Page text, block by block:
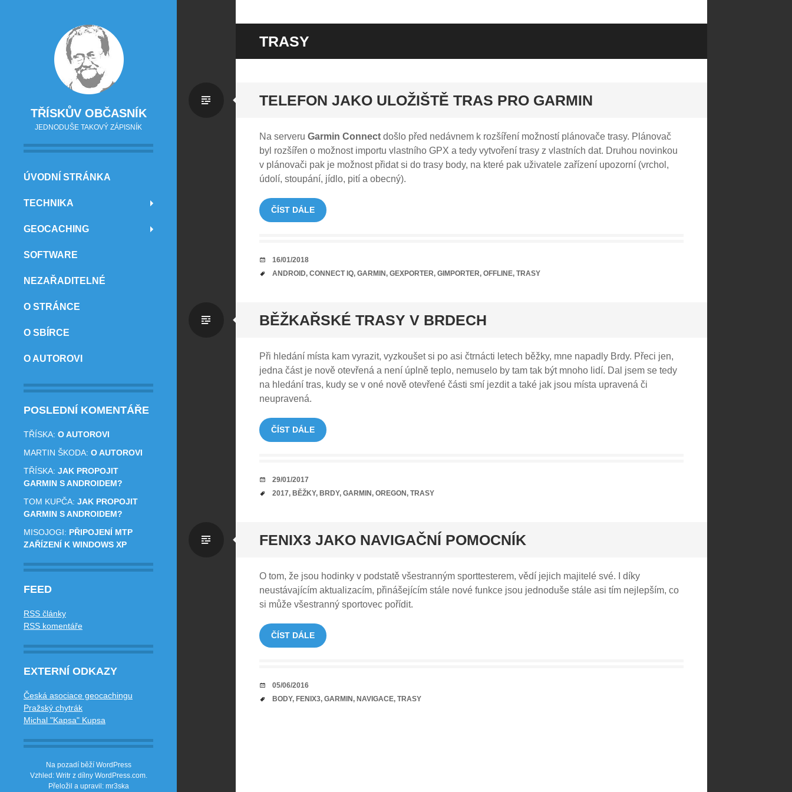
TŘÍSKŮV OBČASNÍK
JEDNODUŠE TAKOVÝ ZÁPISNÍK
PŘEJÍT NA OBSAH
ÚVODNÍ STRÁNKA
TECHNIKA
GEOCACHING
SOFTWARE
NEZAŘADITELNÉ
O STRÁNCE
O SBÍRCE
O AUTOROVI
POSLEDNÍ KOMENTÁŘE
TŘÍSKA: O AUTOROVI
MARTIN ŠKODA: O AUTOROVI
TŘÍSKA: JAK PROPOJIT
GARMIN S ANDROIDEM?
TOM KUPČA: JAK PROPOJIT
GARMIN S ANDROIDEM?
MISOJOGI: PŘIPOJENÍ MTP
ZAŘÍZENÍ K WINDOWS XP
FEED
RSS články
RSS komentáře
EXTERNÍ ODKAZY
Česká asociace geocachingu
Pražský chytrák
Michal "Kapsa" Kupsa
Na pozadí běží WordPress
Vzhled: Writr z dílny WordPress.com.
Přeložil a upravil: mr3ska
TRASY
TELEFON JAKO ULOŽIŠTĚ TRAS PRO GARMIN
Standart
Na serveru Garmin Connect došlo před nedávnem k rozšíření možností plánovače trasy. Plánovač
byl rozšířen o možnost importu vlastního GPX a tedy vytvoření trasy z vlastních dat. Druhou novinkou
v plánovači pak je možnost přidat si do trasy body, na které pak uživatele zařízení upozorní (vrchol,
údolí, stoupání, jídlo, pití a obecný).
ČÍST DÁLE
DATUM
16/01/2018
TAGY
ANDROID, CONNECT IQ, GARMIN, GEXPORTER, GIMPORTER, OFFLINE, TRASY
BĚŽKAŘSKÉ TRASY V BRDECH
Standart
Při hledání místa kam vyrazit, vyzkoušet si po asi čtrnácti letech běžky, mne napadly Brdy. Přeci jen,
jedna část je nově otevřená a není úplně teplo, nemuselo by tam tak být mnoho lidí. Dal jsem se tedy
na hledání tras, kudy se v oné nově otevřené části smí jezdit a také jak jsou místa upravená či
neupravená.
ČÍST DÁLE
DATUM
29/01/2017
TAGY
2017, BĚŽKY, BRDY, GARMIN, OREGON, TRASY
FENIX3 JAKO NAVIGAČNÍ POMOCNÍK
Standart
O tom, že jsou hodinky v podstatě všestranným sporttesterem, vědí jejich majitelé své. I díky
neustávajícím aktualizacím, přinášejícím stále nové funkce jsou jednoduše stále asi tím nejlepším, co
si může všestranný sportovec pořídit.
ČÍST DÁLE
DATUM
05/06/2016
TAGY
BODY, FENIX3, GARMIN, NAVIGACE, TRASY